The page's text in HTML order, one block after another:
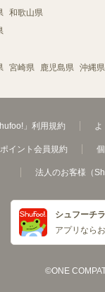
和歌山県
宮崎県 鹿児島県 沖縄県
」利用規約 よ
イント会員規約
法人のお客様（
シュフーチ
アプリなら
©ONE